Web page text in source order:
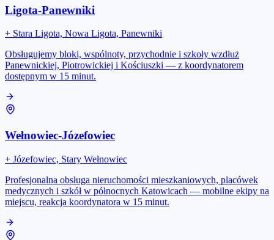
Ligota-Panewniki
+ Stara Ligota, Nowa Ligota, Panewniki
Obsługujemy bloki, wspólnoty, przychodnie i szkoły wzdłuż
Panewnickiej, Piotrowickiej i Kościuszki — z koordynatorem
dostępnym w 15 minut.
Wełnowiec-Józefowiec
+ Józefowiec, Stary Wełnowiec
Profesjonalna obsługa nieruchomości mieszkaniowych, placówek
medycznych i szkół w północnych Katowicach — mobilne ekipy na
miejscu, reakcja koordynatora w 15 minut.